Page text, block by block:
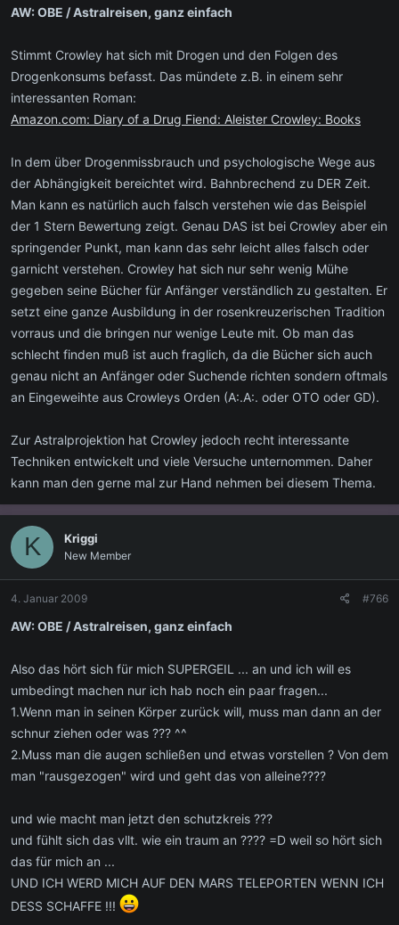
AW: OBE / Astralreisen, ganz einfach
Stimmt Crowley hat sich mit Drogen und den Folgen des
Drogenkonsums befasst. Das mündete z.B. in einem sehr
interessanten Roman:
Amazon.com: Diary of a Drug Fiend: Aleister Crowley: Books
In dem über Drogenmissbrauch und psychologische Wege aus
der Abhängigkeit bereichtet wird. Bahnbrechend zu DER Zeit.
Man kann es natürlich auch falsch verstehen wie das Beispiel
der 1 Stern Bewertung zeigt. Genau DAS ist bei Crowley aber ein
springender Punkt, man kann das sehr leicht alles falsch oder
garnicht verstehen. Crowley hat sich nur sehr wenig Mühe
gegeben seine Bücher für Anfänger verständlich zu gestalten. Er
setzt eine ganze Ausbildung in der rosenkreuzerischen Tradition
vorraus und die bringen nur wenige Leute mit. Ob man das
schlecht finden muß ist auch fraglich, da die Bücher sich auch
genau nicht an Anfänger oder Suchende richten sondern oftmals
an Eingeweihte aus Crowleys Orden (A:.A:. oder OTO oder GD).
Zur Astralprojektion hat Crowley jedoch recht interessante
Techniken entwickelt und viele Versuche unternommen. Daher
kann man den gerne mal zur Hand nehmen bei diesem Thema.
K Kriggi
New Member
4. Januar 2009 #766
AW: OBE / Astralreisen, ganz einfach
Also das hört sich für mich SUPERGEIL ... an und ich will es
umbedingt machen nur ich hab noch ein paar fragen...
1.Wenn man in seinen Körper zurück will, muss man dann an der
schnur ziehen oder was ??? ^^
2.Muss man die augen schließen und etwas vorstellen ? Von dem
man "rausgezogen" wird und geht das von alleine????
und wie macht man jetzt den schutzkreis ???
und fühlt sich das vllt. wie ein traum an ???? =D weil so hört sich
das für mich an ...
UND ICH WERD MICH AUF DEN MARS TELEPORTEN WENN ICH
DESS SCHAFFE !!!